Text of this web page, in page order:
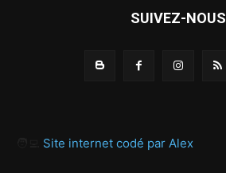
SUIVEZ-NOUS
Site internet codé par Alex